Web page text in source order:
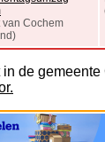
van Cochem
de gemeente